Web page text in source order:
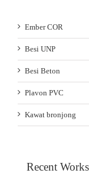
Ember COR
Besi UNP
Besi Beton
Plavon PVC
Kawat bronjong
Recent Works